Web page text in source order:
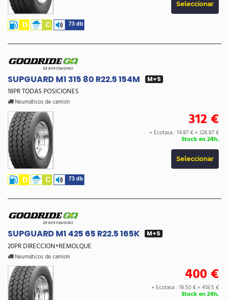
D C 73 db
Seleccionar
SUPGUARD M1 315 80 R22.5 154M M+S
18PR TODAS POSICIONES
Neumáticos de camión
D C 73 db
312 €
+ Ecotasa : 14.87 € =326.87 €
Stock en 24h.
Seleccionar
SUPGUARD M1 425 65 R22.5 165K M+S
20PR DIRECCION+REMOLQUE
Neumáticos de camión
400 €
+ Ecotasa : 18.50 € =418.5 €
Stock en 24h.